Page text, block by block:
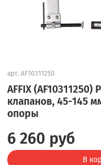
арт. AF10311250
AFFIX (AF10311250)
клапанов, 45-145
опоры
6 260 руб
В